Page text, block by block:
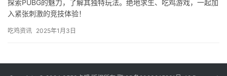
探索PUBG的魅力，了解其独特玩法。绝地求生、吃鸡游戏，一起加
入紧张刺激的竞技体验！
吃鸡资讯 2025年1月3日